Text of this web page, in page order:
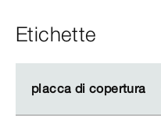
Etichette
placca di copertura
placca di copertura